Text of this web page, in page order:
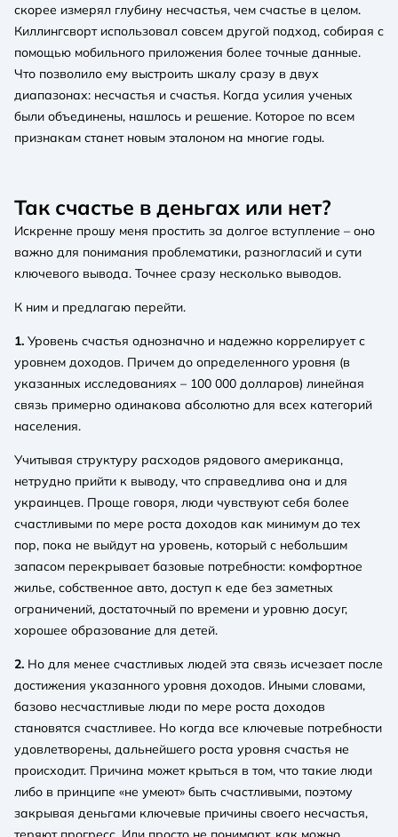
скорее измерял глубину несчастья, чем счастье в целом.
Киллингсворт использовал совсем другой подход, собирая с
помощью мобильного приложения более точные данные.
Что позволило ему выстроить шкалу сразу в двух
диапазонах: несчастья и счастья. Когда усилия ученых
были объединены, нашлось и решение. Которое по всем
признакам станет новым эталоном на многие годы.
Так счастье в деньгах или нет?
Искренне прошу меня простить за долгое вступление – оно
важно для понимания проблематики, разногласий и сути
ключевого вывода. Точнее сразу несколько выводов.
К ним и предлагаю перейти.
1. Уровень счастья однозначно и надежно коррелирует с
уровнем доходов. Причем до определенного уровня (в
указанных исследованиях – 100 000 долларов) линейная
связь примерно одинакова абсолютно для всех категорий
населения.
Учитывая структуру расходов рядового американца,
нетрудно прийти к выводу, что справедлива она и для
украинцев. Проще говоря, люди чувствуют себя более
счастливыми по мере роста доходов как минимум до тех
пор, пока не выйдут на уровень, который с небольшим
запасом перекрывает базовые потребности: комфортное
жилье, собственное авто, доступ к еде без заметных
ограничений, достаточный по времени и уровню досуг,
хорошее образование для детей.
2. Но для менее счастливых людей эта связь исчезает после
достижения указанного уровня доходов. Иными словами,
базово несчастливые люди по мере роста доходов
становятся счастливее. Но когда все ключевые потребности
удовлетворены, дальнейшего роста уровня счастья не
происходит. Причина может крыться в том, что такие люди
либо в принципе «не умеют» быть счастливыми, поэтому
закрывая деньгами ключевые причины своего несчастья,